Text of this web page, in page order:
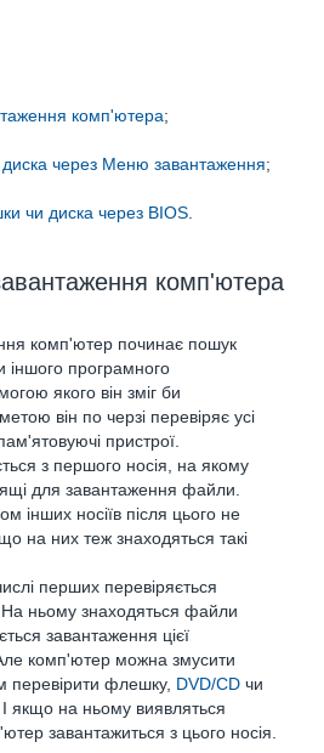
комп'ютера;
через Меню завантаження;
чи диска через BIOS
комп'ютера
комп'ютер починає пошук
іншого програмного
якого він зміг би
він по черзі перевіряє усі
пристрої.
з першого носія, на якому
для завантаження файли.
інших носіїв після цього не
на них теж знаходяться такі
перших перевіряється
. На ньому знаходяться файли
завантаження цієї
комп'ютер можна змусити
перевірити флешку, DVD/CD чи
якщо на ньому виявляться
завантажиться з цього носія.